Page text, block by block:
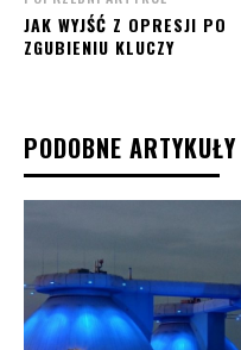
JAK WYJŚĆ Z OPRESJI PO
ZGUBIENIU KLUCZY
PODOBNE ARTYKUŁY